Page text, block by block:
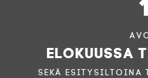
elokuussa
sekä esitysiltoina